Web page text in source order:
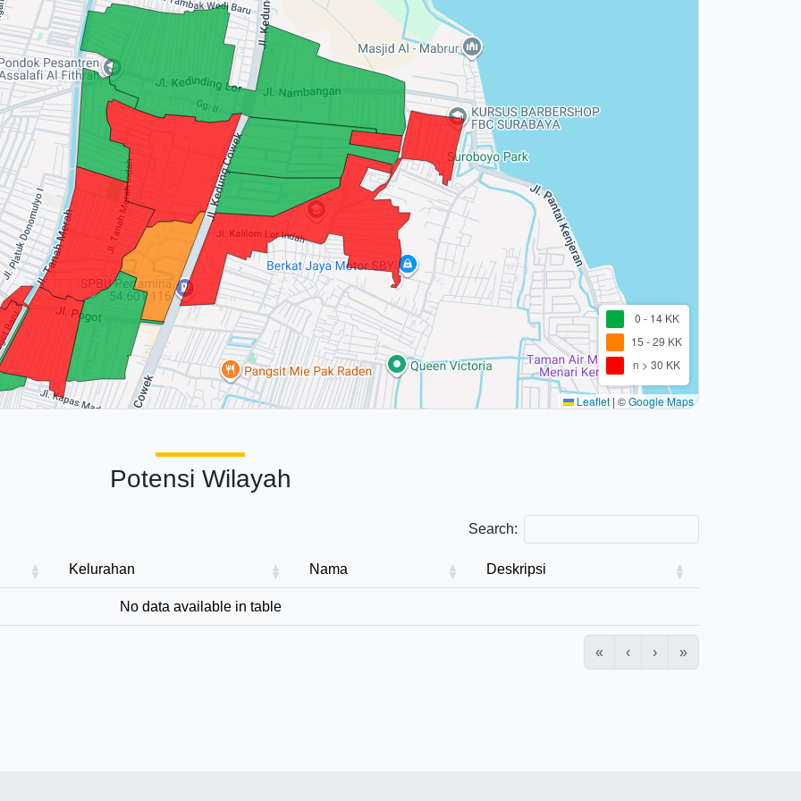
0 - 14 KK
15 - 29 KK
n > 30 KK
Leaflet | ©Google Maps
Potensi Wilayah
Search:
Kelurahan Nama Deskripsi
No data available in table
« ‹ › »